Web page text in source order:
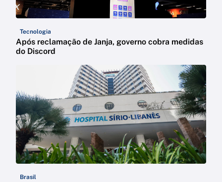
Tecnologia
Após reclamação de Janja, governo cobra medidas
do Discord
Brasil